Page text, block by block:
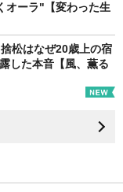
オーラ"【変わった生
松はなぜ20歳上の宿
した本音【風、薫る